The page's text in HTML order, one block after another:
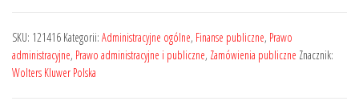
Publicznego
-
Nr
SKU: 121416 Kategorii: Administracyjne ogólne, Finanse publiczne, Prawo
administracyjne, Prawo administracyjne i publiczne, Zamówienia publiczne Znacznik:
Wolters Kluwer Polska